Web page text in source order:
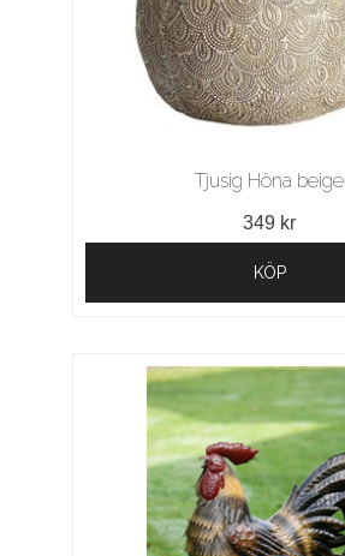
Tjusig Höna beige
349 kr
KÖP